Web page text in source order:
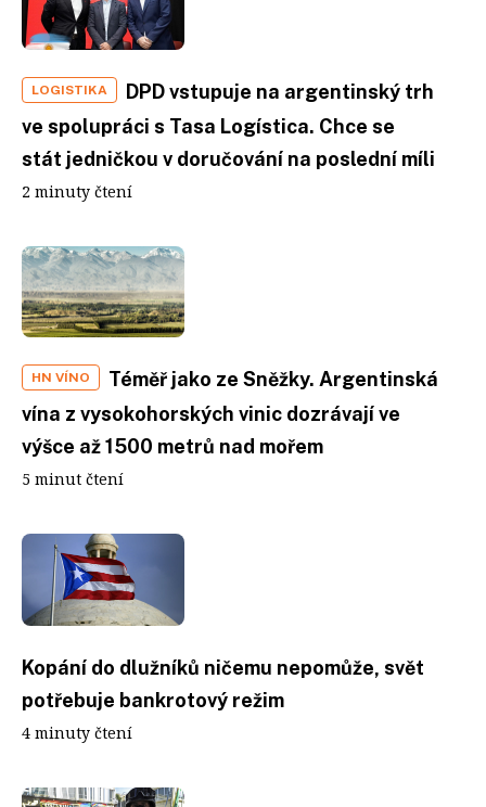
LOGISTIKA
DPD vstupuje na argentinský trh
ve spolupráci s Tasa Logística. Chce se
stát jedničkou v doručování na poslední míli
2 minuty čtení
HN VÍNO
Téměř jako ze Sněžky. Argentinská
vína z vysokohorských vinic dozrávají ve
výšce až 1500 metrů nad mořem
5 minut čtení
Kopání do dlužníků ničemu nepomůže, svět
potřebuje bankrotový režim
4 minuty čtení